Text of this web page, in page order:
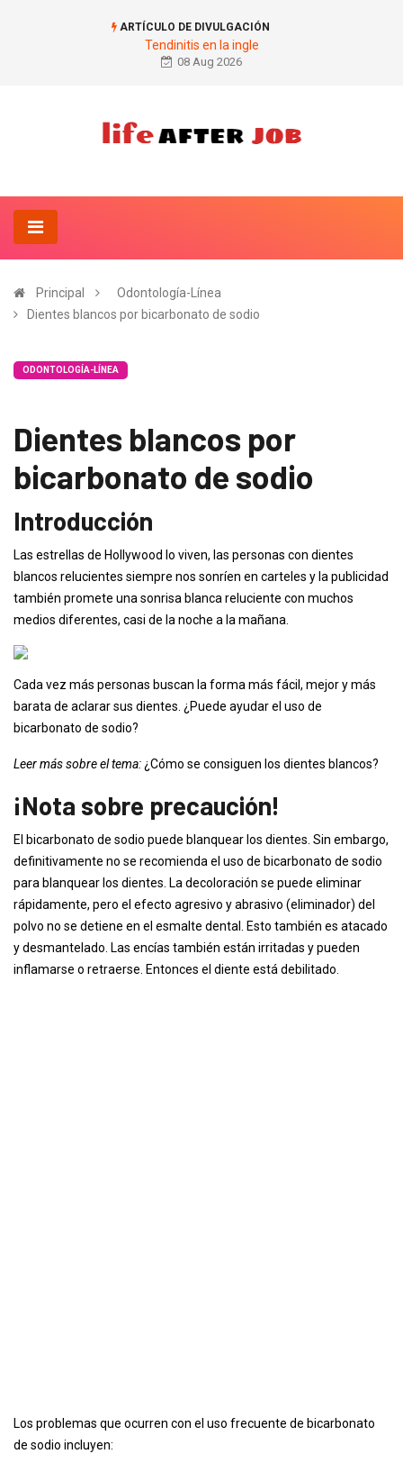
ARTÍCULO DE DIVULGACIÓN
Tendinitis en la ingle
08 Aug 2026
Principal
Odontología-Línea
Dientes blancos por bicarbonato de sodio
ODONTOLOGÍA-LÍNEA
Dientes blancos por
bicarbonato de sodio
Introducción
Las estrellas de Hollywood lo viven, las personas con dientes
blancos relucientes siempre nos sonríen en carteles y la publicidad
también promete una sonrisa blanca reluciente con muchos
medios diferentes, casi de la noche a la mañana.
Cada vez más personas buscan la forma más fácil, mejor y más
barata de aclarar sus dientes. ¿Puede ayudar el uso de
bicarbonato de sodio?
Leer más sobre el tema: ¿Cómo se consiguen los dientes blancos?
¡Nota sobre precaución!
El bicarbonato de sodio puede blanquear los dientes. Sin embargo,
definitivamente no se recomienda el uso de bicarbonato de sodio
para blanquear los dientes. La decoloración se puede eliminar
rápidamente, pero el efecto agresivo y abrasivo (eliminador) del
polvo no se detiene en el esmalte dental. Esto también es atacado
y desmantelado. Las encías también están irritadas y pueden
inflamarse o retraerse. Entonces el diente está debilitado.
Los problemas que ocurren con el uso frecuente de bicarbonato
de sodio incluyen: